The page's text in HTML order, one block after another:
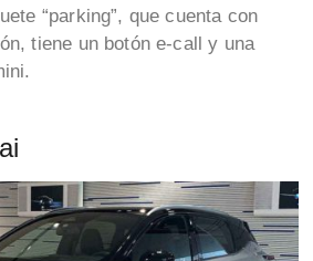
“parking”, que cuenta con
tiene un botón e-call y una